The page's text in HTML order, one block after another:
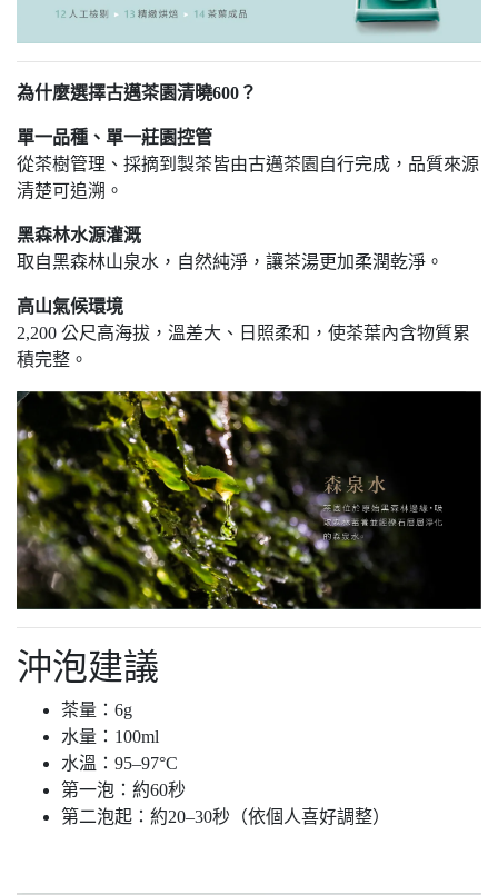
為什麼選擇古邁茶園清曉600？
單一品種、單一莊園控管
從茶樹管理、採摘到製茶皆由古邁茶園自行完成，品質來源
清楚可追溯。
黑森林水源灌溉
取自黑森林山泉水，自然純淨，讓茶湯更加柔潤乾淨。
高山氣候環境
2,200 公尺高海拔，溫差大、日照柔和，使茶葉內含物質累
積完整。
沖泡建議
茶量：6g
水量：100ml
水溫：95–97°C
第一泡：約60秒
第二泡起：約20–30秒（依個人喜好調整）